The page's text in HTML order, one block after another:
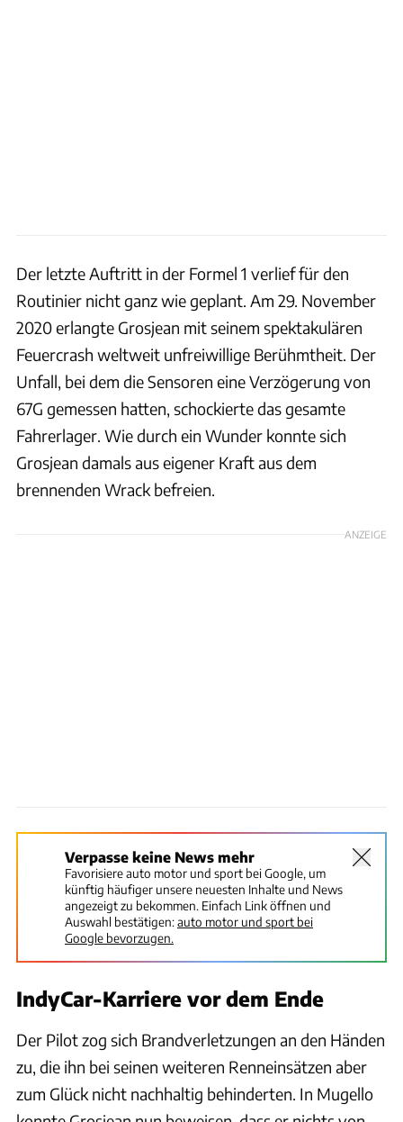
Der letzte Auftritt in der Formel 1 verlief für den
Routinier nicht ganz wie geplant. Am 29. November
2020 erlangte Grosjean mit seinem spektakulären
Feuercrash weltweit unfreiwillige Berühmtheit. Der
Unfall, bei dem die Sensoren eine Verzögerung von
67G gemessen hatten, schockierte das gesamte
Fahrerlager. Wie durch ein Wunder konnte sich
Grosjean damals aus eigener Kraft aus dem
brennenden Wrack befreien.
ANZEIGE
Verpasse keine News mehr
Favorisiere auto motor und sport bei Google, um
künftig häufiger unsere neuesten Inhalte und News
angezeigt zu bekommen. Einfach Link öffnen und
Auswahl bestätigen:auto motor und sport bei
Google bevorzugen.
IndyCar-Karriere vor dem Ende
Der Pilot zog sich Brandverletzungen an den Händen
zu, die ihn bei seinen weiteren Renneinsätzen aber
zum Glück nicht nachhaltig behinderten. In Mugello